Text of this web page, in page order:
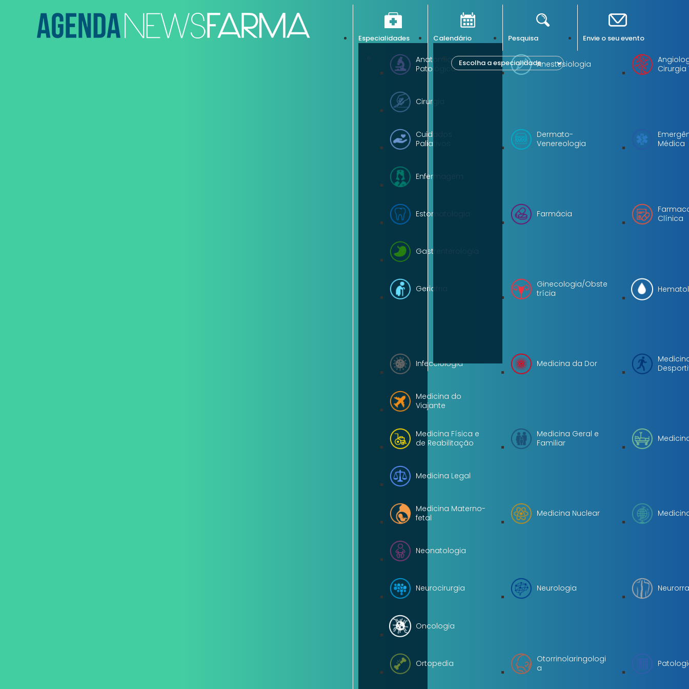
Especialidades
Anatomia
Patológica
Anestesiologia
Cirurgia
Cuidados
Paliativos
Dermato-
Venereologia
Médica
Enfermagem
Estomatologia Farmácia
Clínica
Gastrenterologia
Geriatria
Ginecologia/Obste
trícia
Infecciologia Medicina da Dor
Medicina do
Viajante
Medicina Física e
de Reabilitação
Medicina Geral e
Familiar
Medicina Legal
Medicina Materno-
fetal
Medicina Nuclear
Neonatologia
Neurocirurgia Neurologia
Oncologia
Ortopedia
Otorrinolaringologi
a
Calendário Pesquisa Envie o seu evento